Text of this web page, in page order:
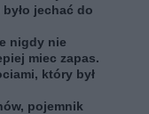
jechać do
nigdy nie
miec zapas.
który był
pojemnik